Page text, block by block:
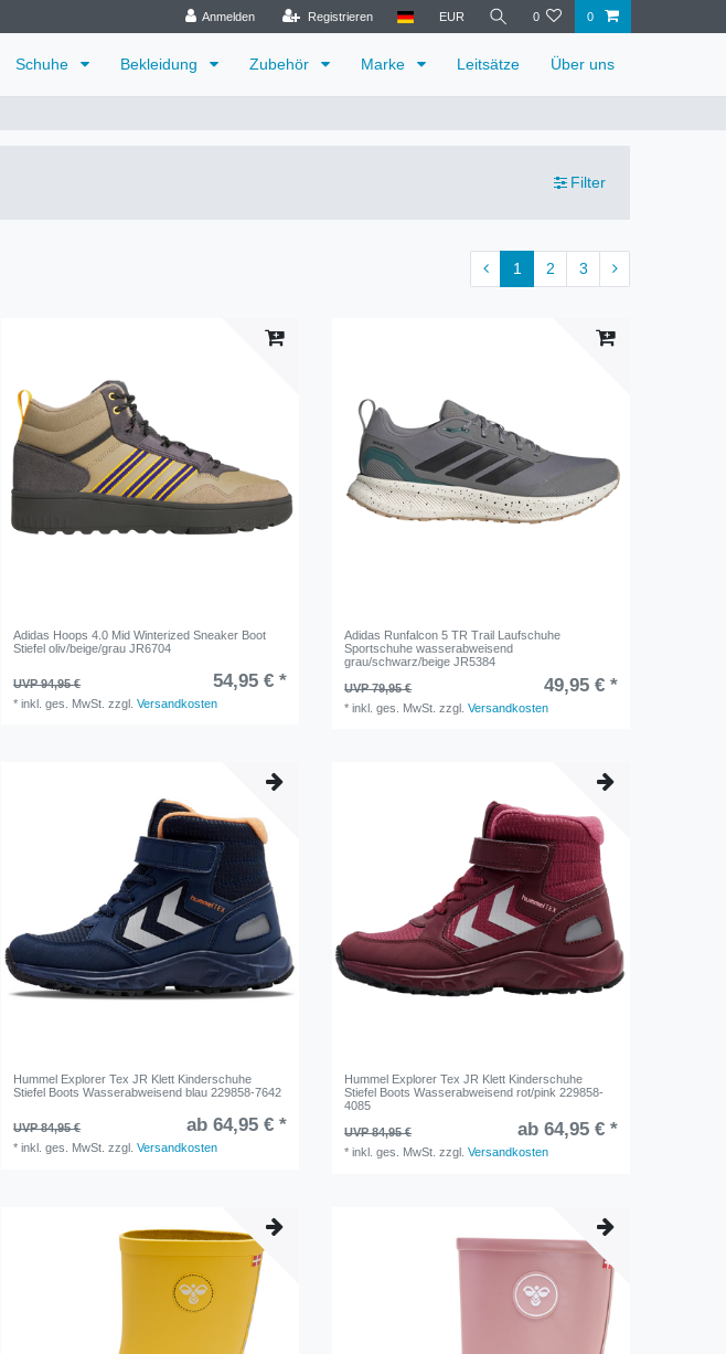
Anmelden Registrieren EUR 0 0
Schuhe Bekleidung Zubehör Marke Leitsätze Über uns
Filter
1 2 3
Adidas Hoops 4.0 Mid Winterized Sneaker Boot
Stiefel oliv/beige/grau JR6704
UVP 94,95 € 54,95 € *
*inkl. ges. MwSt. zzgl.Versandkosten
Adidas Runfalcon 5 TR Trail Laufschuhe
Sportschuhe wasserabweisend
grau/schwarz/beige JR5384
UVP 79,95 €
49,95 € *
*inkl. ges. MwSt. zzgl.Versandkosten
Hummel Explorer Tex JR Klett Kinderschuhe
Stiefel Boots Wasserabweisend blau 229858-7642
UVP 84,95 € ab 64,95 € *
*inkl. ges. MwSt. zzgl.Versandkosten
Hummel Explorer Tex JR Klett Kinderschuhe
Stiefel Boots Wasserabweisend rot/pink 229858-
4085
UVP 84,95 €
ab 64,95 € *
*inkl. ges. MwSt. zzgl.Versandkosten